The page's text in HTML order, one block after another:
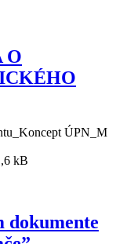
O
ÚPN_M
kB
dokumente